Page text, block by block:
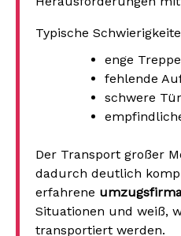
Typische
enge
fehlende
schwere
Der Transport großer
dadurch deutlich
erfahrene
Situationen und weiß,
transportiert werden.